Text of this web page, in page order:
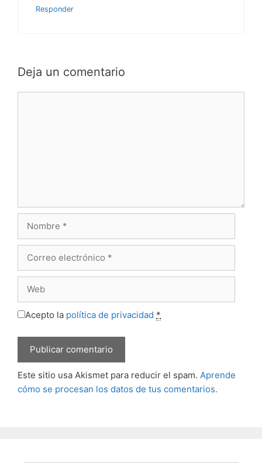
Responder
Deja un comentario
Acepto la política de privacidad *
Este sitio usa Akismet para reducir el spam. Aprende
cómo se procesan los datos de tus comentarios.